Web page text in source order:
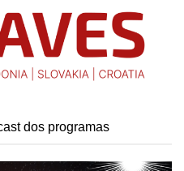
dos programas